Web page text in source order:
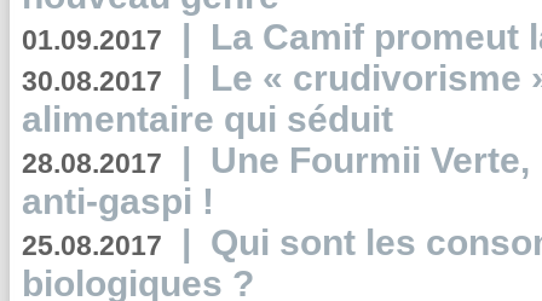
01.09.2017 | La Camif promeut
30.08.2017 | Le « crudivorisme
alimentaire qui séduit
28.08.2017 | Une Fourmii
anti-gaspi !
25.08.2017 | Qui sont les
biologiques ?